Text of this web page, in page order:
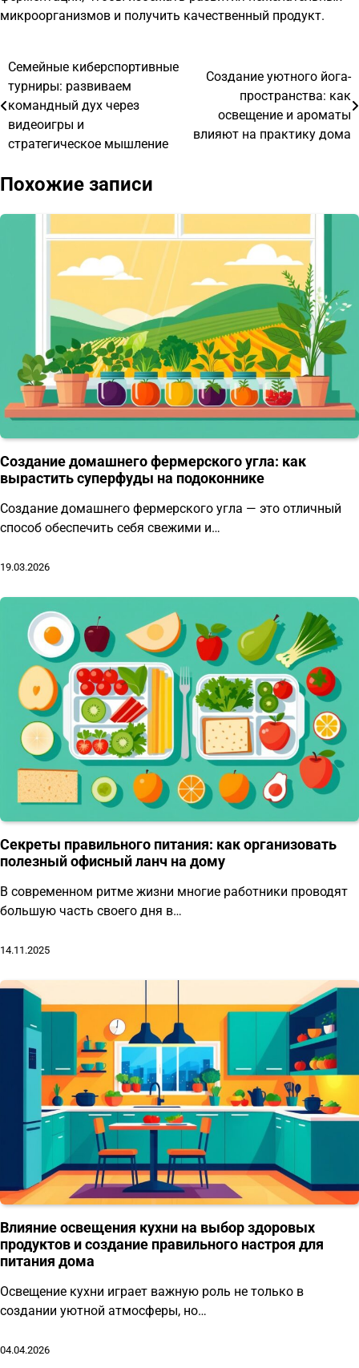
микроорганизмов и получить качественный продукт.
Навигация
по
записям
Семейные киберспортивные
турниры: развиваем
командный дух через
видеоигры и
стратегическое мышление
Создание уютного йога-
пространства: как
освещение и ароматы
влияют на практику дома
Похожие записи
Создание домашнего фермерского угла: как
вырастить суперфуды на подоконнике
Создание домашнего фермерского угла — это отличный
способ обеспечить себя свежими и…
19.03.2026
Секреты правильного питания: как организовать
полезный офисный ланч на дому
В современном ритме жизни многие работники проводят
большую часть своего дня в…
14.11.2025
Влияние освещения кухни на выбор здоровых
продуктов и создание правильного настроя для
питания дома
Освещение кухни играет важную роль не только в
создании уютной атмосферы, но…
04.04.2026